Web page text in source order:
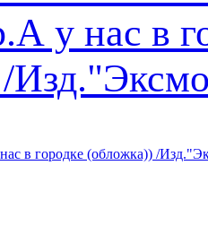
в городке (обложка)) /